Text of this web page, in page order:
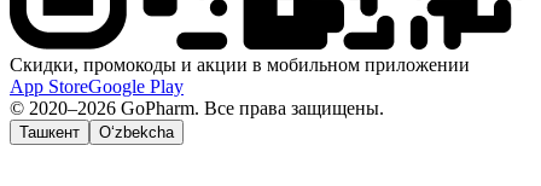
Скидки, промокоды и акции в мобильном приложении
App StoreGoogle Play
© 2020–2026 GoPharm. Все права защищены.
Ташкент O‘zbekcha